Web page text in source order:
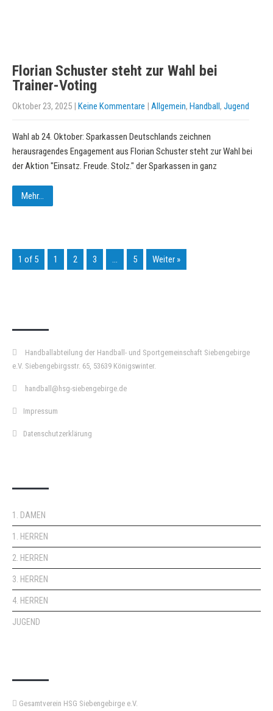
Florian Schuster steht zur Wahl bei
Trainer-Voting
Oktober 23, 2025 | Keine Kommentare | Allgemein, Handball, Jugend
Wahl ab 24. Oktober: Sparkassen Deutschlands zeichnen
herausragendes Engagement aus Florian Schuster steht zur Wahl bei
der Aktion "Einsatz. Freude. Stolz." der Sparkassen in ganz
Mehr...
1 of 5 1 2 3 … 5 Weiter »
Handballabteilung der Handball- und Sportgemeinschaft Siebengebirge
e.V. Siebengebirgsstr. 65, 53639 Königswinter.
handball@hsg-siebengebirge.de
Impressum
Datenschutzerklärung
1. DAMEN
1. HERREN
2. HERREN
3. HERREN
4. HERREN
JUGEND
Gesamtverein HSG Siebengebirge e.V.